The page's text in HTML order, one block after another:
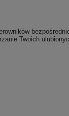
Twoich